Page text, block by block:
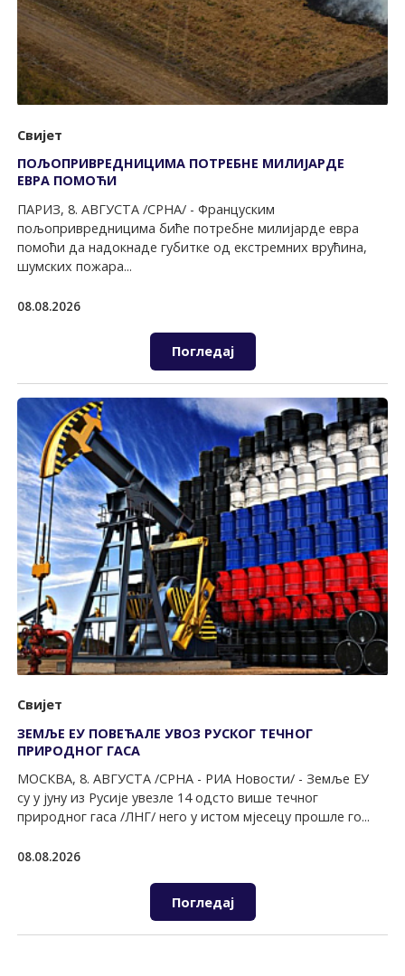
Свијет
ПОЉОПРИВРЕДНИЦИМА ПОТРЕБНЕ МИЛИЈАРДЕ
ЕВРА ПОМОЋИ
ПАРИЗ, 8. АВГУСТА /СРНА/ - Француским
пољопривредницима биће потребне милијарде евра
помоћи да надокнаде губитке од екстремних врућина,
шумских пожара...
08.08.2026
Погледај
Свијет
ЗЕМЉЕ ЕУ ПОВЕЋАЛЕ УВОЗ РУСКОГ ТЕЧНОГ
ПРИРОДНОГ ГАСА
МОСКВА, 8. АВГУСТА /СРНА - РИА Новости/ - Земље ЕУ
су у јуну из Русије увезле 14 одсто више течног
природног гаса /ЛНГ/ него у истом мјесецу прошле го...
08.08.2026
Погледај